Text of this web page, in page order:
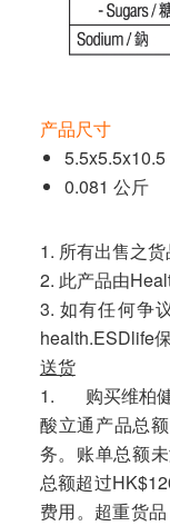
产品尺寸
5.5x5.5x10.5
0.081 公斤
1. 所有出售之货
2. 此产品由
3. 如有任何争
health.ESDlife
送货
1. 购买维柏健
酸立通产品总
务。账单总额
总额超过
费用。超重货